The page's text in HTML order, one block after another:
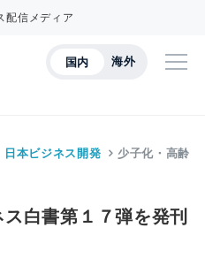
配信メディア
国内 海外
日本ビジネス開発 少子化・高齢
白書第１７弾を発刊